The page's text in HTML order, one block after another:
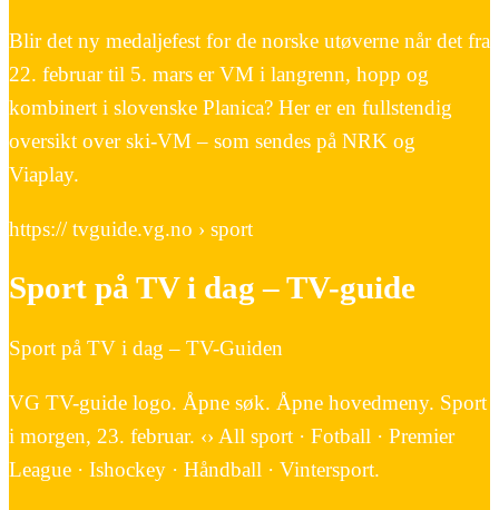
Blir det ny medaljefest for de norske utøverne når det fra
22. februar til 5. mars er VM i langrenn, hopp og
kombinert i slovenske Planica? Her er en fullstendig
oversikt over ski-VM – som sendes på NRK og
Viaplay.
https:// tvguide.vg.no › sport
Sport på TV i dag – TV-guide
Sport på TV i dag – TV-Guiden
VG TV-guide logo. Åpne søk. Åpne hovedmeny. Sport
i morgen, 23. februar. ‹› All sport · Fotball · Premier
League · Ishockey · Håndball · Vintersport.